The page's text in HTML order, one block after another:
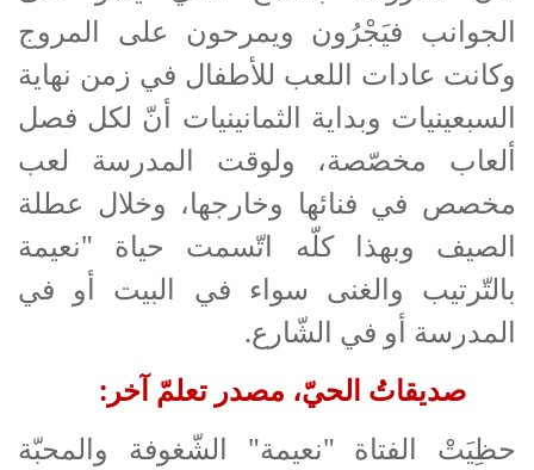
الجوانب فيَجْرُون ويمرحون على المروج
وكانت عادات اللعب للأطفال في زمن نهاية
السبعينيات وبداية الثمانينيات أنّ لكل فصل
ألعاب مخصّصة، ولوقت المدرسة لعب
مخصص في فنائها وخارجها، وخلال عطلة
الصيف وبهذا كلّه اتّسمت حياة "نعيمة
بالتّرتيب والغنى سواء في البيت أو في
المدرسة أو في الشّارع.
صديقاتُ الحيّ، مصدر تعلمّ آخر:
حظِيَتْ الفتاة "نعيمة" الشّغوفة والمحبّة